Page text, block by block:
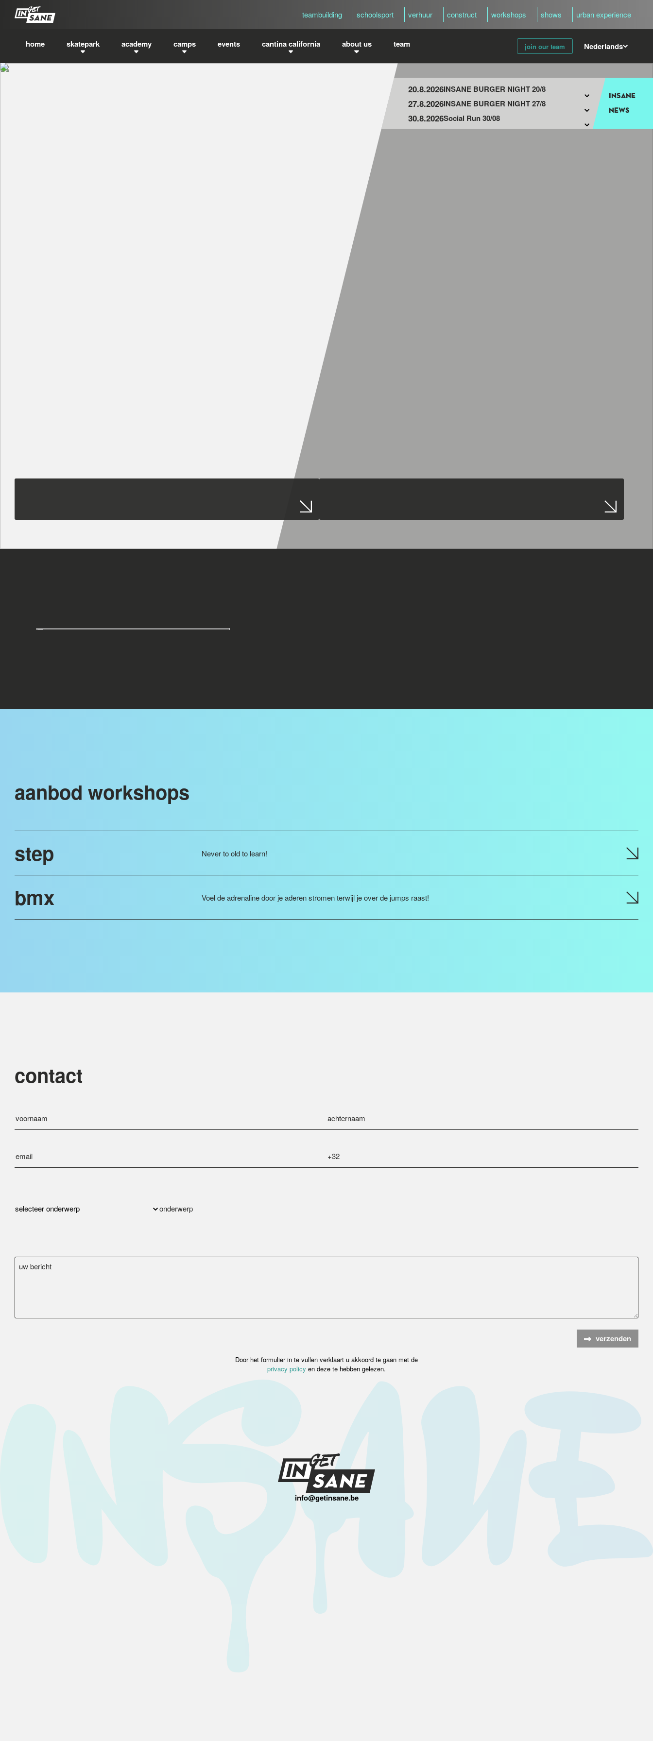
teambuilding schoolsport verhuur construct workshops shows urban experience
home skatepark academy camps events cantina california about us team join our team Nederlands
20.8.2026INSANE BURGER NIGHT 20/8
27.8.2026INSANE BURGER NIGHT 27/8
30.8.2026Social Run 30/08
insane
news
aanbod workshops
step Never to old to learn!
bmx Voel de adrenaline door je aderen stromen terwijl je over de jumps raast!
contact
selecteer onderwerp
verzenden
Door het formulier in te vullen verklaart u akkoord te gaan met de
privacy policy en deze te hebben gelezen.
info@getinsane.be